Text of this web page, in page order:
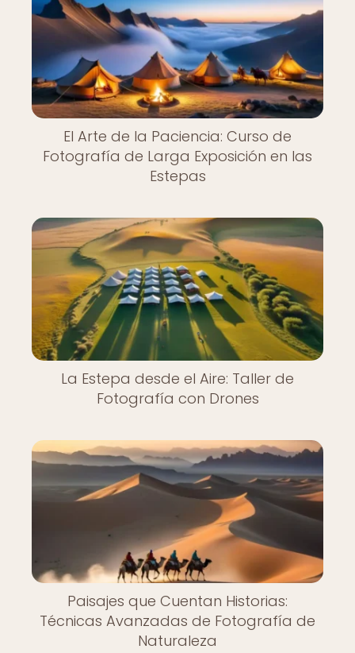
El Arte de la Paciencia: Curso de
Fotografía de Larga Exposición en las
Estepas
La Estepa desde el Aire: Taller de
Fotografía con Drones
Paisajes que Cuentan Historias:
Técnicas Avanzadas de Fotografía de
Naturaleza